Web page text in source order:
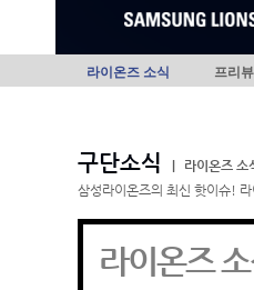
라이온즈 소식 프리뷰
구단소식
라이온즈 소
삼성라이온즈의 최신 핫이슈!
라이온즈